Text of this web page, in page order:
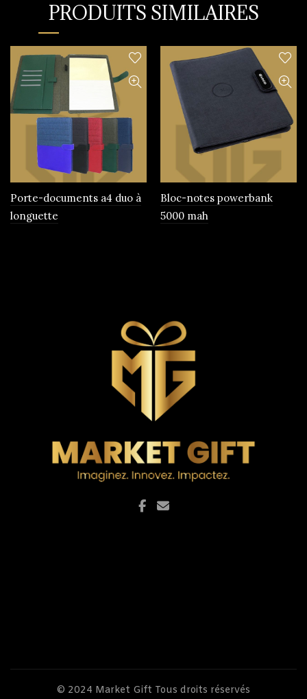
PRODUITS SIMILAIRES
Porte-documents a4 duo à
longuette
Bloc-notes powerbank
5000 mah
© 2024 Market Gift Tous droits réservés